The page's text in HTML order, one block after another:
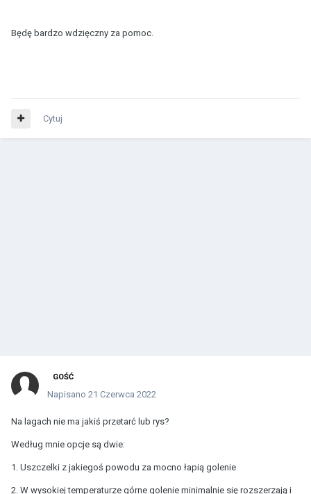
Będę bardzo wdzięczny za pomoc.
Cytuj
GOŚĆ
Napisano 21 Czerwca 2022
Na lagach nie ma jakiś przetarć lub rys?
Według mnie opcje są dwie:
1. Uszczelki z jakiegoś powodu za mocno łapią golenie
2. W wysokiej temperaturze górne golenie minimalnie się rozszerzają i